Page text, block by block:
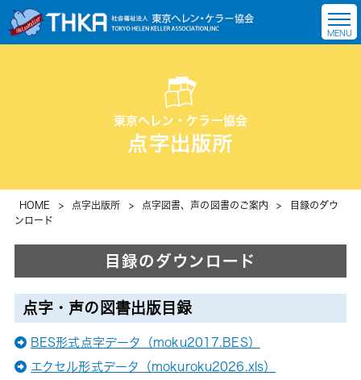
東京ヘレン・ケラー協会
点字出版所
HOME > 点字出版所 > 点字図書、声の図書のご案内 >
目録のダウ
ンロード
目録のダウンロード
点字・声の図書出版目録
BES形式点字データ（moku2017.BES）
エクセル形式データ（mokuroku2026.xls）